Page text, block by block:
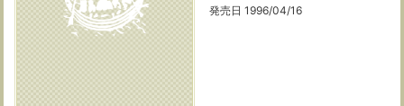
発売日 1996/04/16